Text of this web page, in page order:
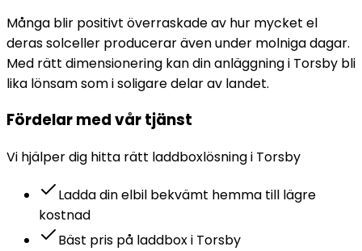
Många blir positivt överraskade av hur mycket el
deras solceller producerar även under molniga dagar.
Med rätt dimensionering kan din anläggning i Torsby bli
lika lönsam som i soligare delar av landet.
Fördelar med vår tjänst
Vi hjälper dig hitta rätt laddboxlösning i Torsby
Ladda din elbil bekvämt hemma till lägre
kostnad
Bäst pris på laddbox i Torsby